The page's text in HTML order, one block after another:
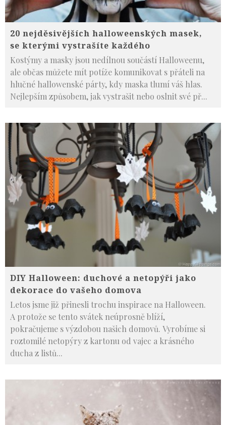
20 nejděsivějších halloweenských masek,
se kterými vystrašíte každého
Kostýmy a masky jsou nedílnou součástí Halloweenu,
ale občas můžete mít potíže komunikovat s přáteli na
hlučné hallowenské párty, kdy maska tlumí váš hlas.
Nejlepším způsobem, jak vystrašit nebo oslnit své př...
DIY Halloween: duchové a netopýři jako
dekorace do vašeho domova
Letos jsme již přinesli trochu inspirace na Halloween.
A protože se tento svátek neúprosně blíží,
pokračujeme s výzdobou našich domovů. Vyrobíme si
roztomilé netopýry z kartonu od vajec a krásného
ducha z listů...